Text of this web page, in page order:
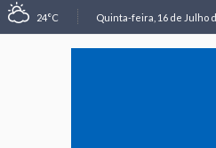
24°C Quinta-feira, 16 de Julho